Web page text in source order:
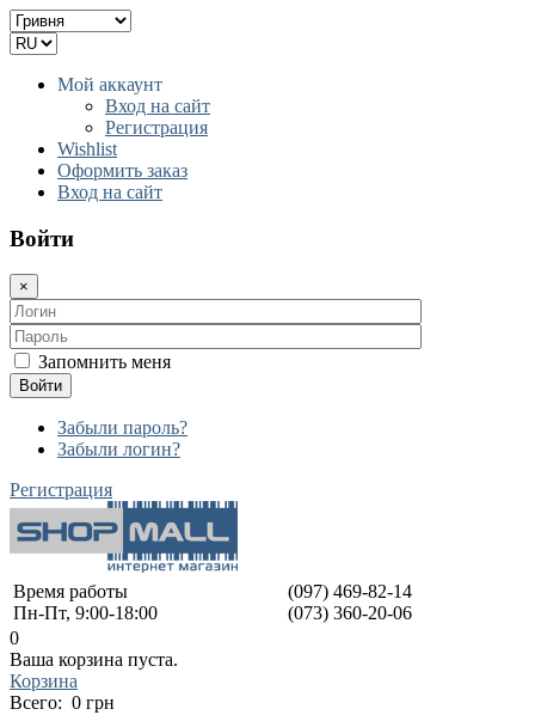
Мой аккаунт
Вход на сайт
Регистрация
Wishlist
Оформить заказ
Вход на сайт
Войти
×
Запомнить меня
Войти
Забыли пароль?
Забыли логин?
Регистрация
Время работы
Пн-Пт, 9:00-18:00
(097) 469-82-14
(073) 360-20-06
0
Ваша корзина пуста.
Корзина
Всего: 0 грн